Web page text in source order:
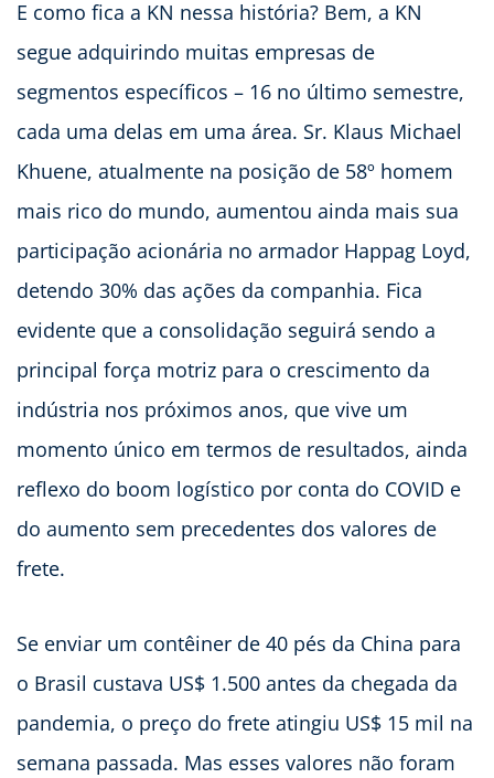
E como fica a KN nessa história? Bem, a KN
segue adquirindo muitas empresas de
segmentos específicos – 16 no último semestre,
cada uma delas em uma área. Sr. Klaus Michael
Khuene, atualmente na posição de 58º homem
mais rico do mundo, aumentou ainda mais sua
participação acionária no armador Happag Loyd,
detendo 30% das ações da companhia. Fica
evidente que a consolidação seguirá sendo a
principal força motriz para o crescimento da
indústria nos próximos anos, que vive um
momento único em termos de resultados, ainda
reflexo do boom logístico por conta do COVID e
do aumento sem precedentes dos valores de
frete.
Se enviar um contêiner de 40 pés da China para
o Brasil custava US$ 1.500 antes da chegada da
pandemia, o preço do frete atingiu US$ 15 mil na
semana passada. Mas esses valores não foram